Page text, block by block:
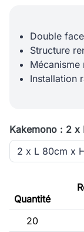
Double
Structure
Installation
Kakemono : 2
Quantité
20